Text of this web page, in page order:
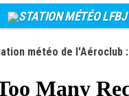
STATION MÉTÉO LFBJ
météo de l'Aéroclub :